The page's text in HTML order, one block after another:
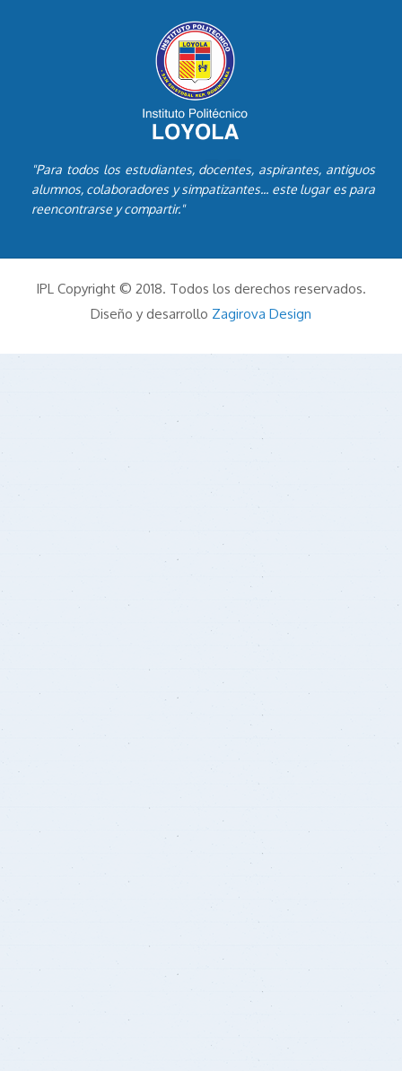
"Para todos los estudiantes, docentes, aspirantes, antiguos
alumnos, colaboradores y simpatizantes... este lugar es para
reencontrarse y compartir."
IPL Copyright © 2018. Todos los derechos reservados.
Diseño y desarrollo Zagirova Design